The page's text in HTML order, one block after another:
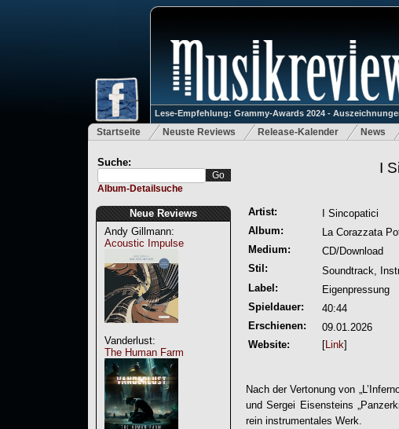
Lese-Empfehlung: Grammy-Awards 2024 -
Startseite Neuste Reviews Release-Kalender News
Suche:
Album-Detailsuche
Neue Reviews
Andy Gillmann:
Acoustic Impulse
Vanderlust:
The Human Farm
I
Artist:
I Sincopatici
Album:
La Corazzata
Medium:
CD/Download
Stil:
Soundtrack,
Label:
Eigenpressung
Spieldauer:
40:44
Erschienen:
09.01.2026
Website:
[Link]
Nach der Vertonung von
und Sergei Eisensteins
rein instrumentales Werk.